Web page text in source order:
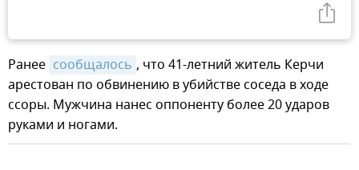
Ранее сообщалось , что 41-летний житель Керчи
арестован по обвинению в убийстве соседа в ходе
ссоры. Мужчина нанес оппоненту более 20 ударов
руками и ногами.